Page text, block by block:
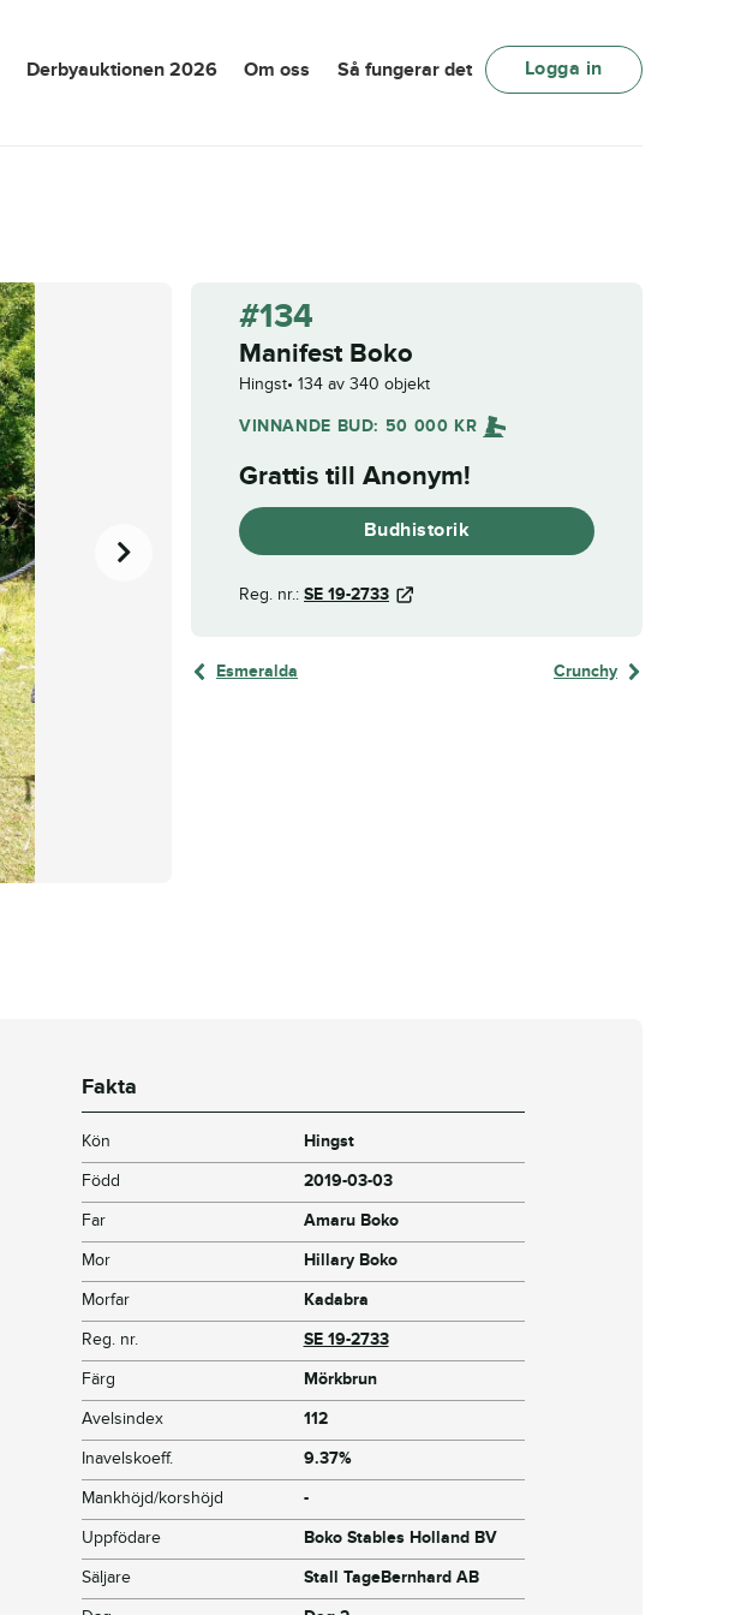
Derbyauktionen 2026 Om oss Så fungerar det Logga in
#134
Manifest Boko
Hingst 134 av 340 objekt
VINNANDE BUD: 50 000 KR
Grattis till Anonym!
Budhistorik
Reg. nr.: SE 19-2733
Esmeralda Crunchy
Fakta
Kön
Hingst
Född
2019-03-03
Far
Amaru Boko
Mor
Hillary Boko
Morfar
Kadabra
Reg. nr.
SE 19-2733
Färg
Mörkbrun
Avelsindex
112
Inavelskoeff.
9.37%
Mankhöjd/korshöjd
-
Uppfödare
Boko Stables Holland BV
Säljare
Stall TageBernhard AB